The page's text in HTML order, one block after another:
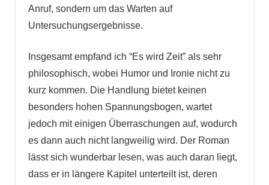
Anruf, sondern um das Warten auf
Untersuchungsergebnisse.
Insgesamt empfand ich “Es wird Zeit” als sehr
philosophisch, wobei Humor und Ironie nicht zu
kurz kommen. Die Handlung bietet keinen
besonders hohen Spannungsbogen, wartet
jedoch mit einigen Überraschungen auf, wodurch
es dann auch nicht langweilig wird. Der Roman
lässt sich wunderbar lesen, was auch daran liegt,
dass er in längere Kapitel unterteilt ist, deren